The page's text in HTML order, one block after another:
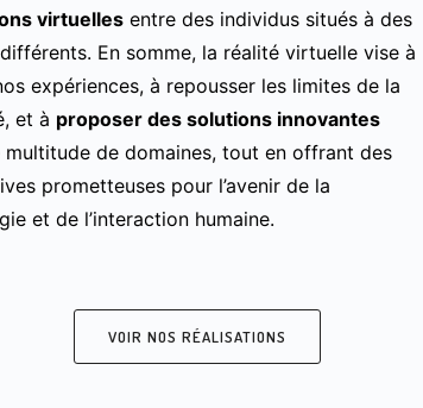
virtuelles entre des individus situés à des
En somme, la réalité virtuelle vise à
expériences, à repousser les limites de la
et à proposer des solutions innovantes
multitude de domaines, tout en offrant des
prometteuses pour l’avenir de la
et de l’interaction humaine.
VOIR NOS RÉALISATIONS